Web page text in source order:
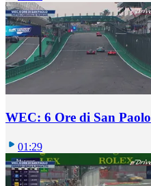
WEC: 6 Ore di San Paolo
01:29